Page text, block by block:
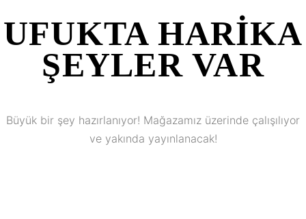
UFUKTA HARIKA
ŞEYLER VAR
Büyük bir şey hazırlanıyor! Mağazamız üzerinde çalışılıyor
ve yakında yayınlanacak!